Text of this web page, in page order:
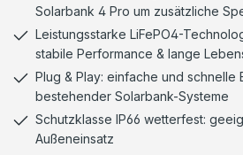
Solarbank 4 Pro um zusätzliche
Leistungsstarke LiFePO4-
stabile Performance & lange
Plug & Play: einfache und schnelle
bestehender Solarbank-Systeme
Schutzklasse IP66 wetterfest:
Außeneinsatz